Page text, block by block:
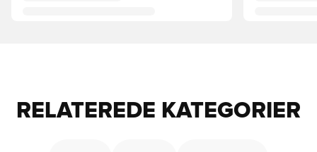
RELATEREDE KATEGORIER